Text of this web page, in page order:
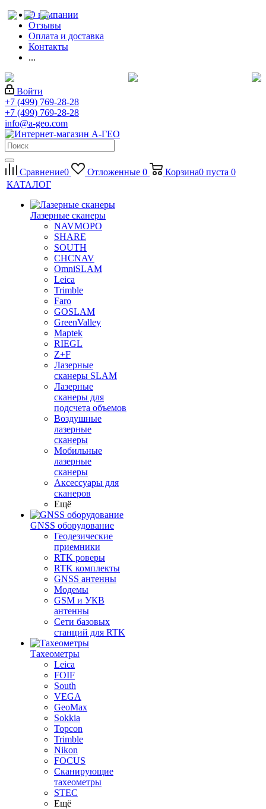
О компании
Отзывы
Оплата и доставка
Контакты
...
Войти
+7 (499) 769-28-28
+7 (499) 769-28-28
info@a-geo.com
Сравнение0 Отложенные 0 Корзина0 пуста 0
КАТАЛОГ
Лазерные сканеры
NAVMOPO
SHARE
SOUTH
CHCNAV
OmniSLAM
Leica
Trimble
Faro
GOSLAM
GreenValley
Maptek
RIEGL
Z+F
Лазерные
сканеры SLAM
Лазерные
сканеры для
подсчета объемов
Воздушные
лазерные
сканеры
Мобильные
лазерные
сканеры
Аксессуары для
сканеров
Ещё
GNSS оборудование
Геодезические
приемники
RTK роверы
RTK комплекты
GNSS антенны
Модемы
GSM и УКВ
антенны
Сети базовых
станций для RTK
Тахеометры
Leica
FOIF
South
VEGA
GeoMax
Sokkia
Topcon
Trimble
Nikon
FOCUS
Сканирующие
тахеометры
STEC
Ещё